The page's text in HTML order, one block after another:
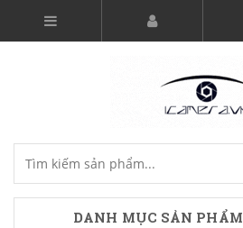
DANH MỤC SẢN PHẨM